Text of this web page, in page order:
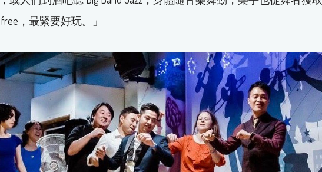
，最緊要好玩。」